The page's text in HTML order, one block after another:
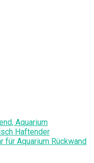
Aquarium
Haftender
für Aquarium Rückwand